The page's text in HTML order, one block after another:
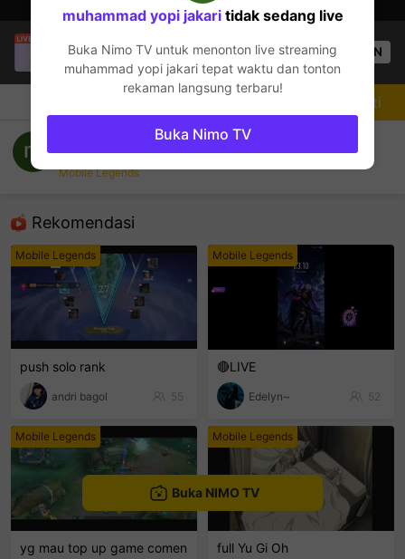
Гантогтох Г.
sedang siaran langsung!
Mobile Legends
53 Penonton OPEN
muhammad yopi jakari
Mobile Legends
Rekomendasi
Mobile Legends
push solo rank
andri bagol 55
Mobile Legends
🔴LIVE
Edelyn~ 52
Mobile Legends
yg mau top up game comen
Mobile Legends
full Yu Gi Oh
Mengikuti
Buka NIMO TV
muhammad yopi jakaritidak sedang live
Buka Nimo TV untuk menonton live streaming
muhammad yopi jakari tepat waktu dan tonton
rekaman langsung terbaru!
Buka Nimo TV